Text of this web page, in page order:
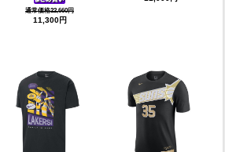
通常価格22,660円
11,300円